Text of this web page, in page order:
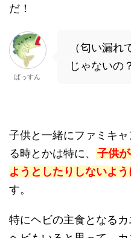
だ！
ばっすん
（匂い漏れ
じゃないの
子供と一緒にファミキ
る時とかは特に、 子供
ようとしたりしないよう
す。
特にヘビの主食となる